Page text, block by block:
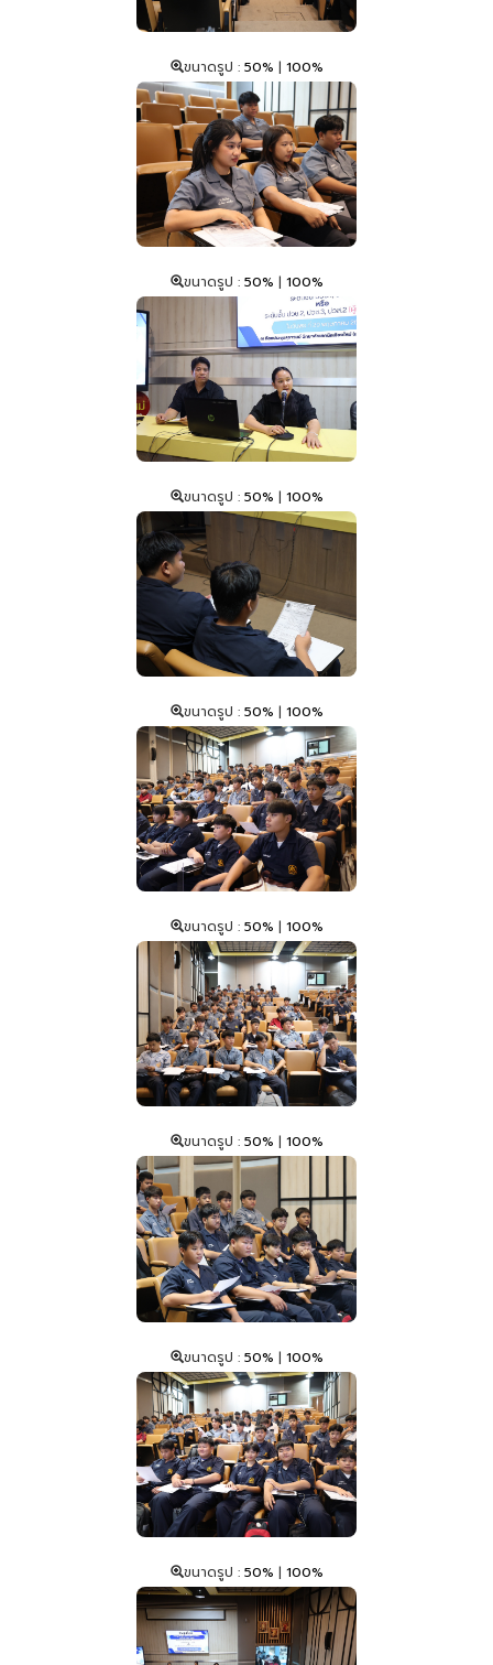
ขนาดรูป : 50% | 100%
ขนาดรูป : 50% | 100%
ขนาดรูป : 50% | 100%
ขนาดรูป : 50% | 100%
ขนาดรูป : 50% | 100%
ขนาดรูป : 50% | 100%
ขนาดรูป : 50% | 100%
ขนาดรูป : 50% | 100%